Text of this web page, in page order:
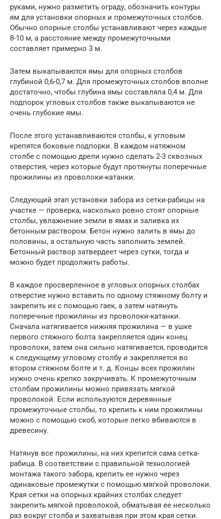
руками, нужно разметить ограду, обозначить контуры
ям для установки опорных и промежуточных столбов.
Обычно опорные столбы устанавливают через каждые
8-10 м, а расстояние между промежуточными
составляет примерно 3 м.
Затем выкапываются ямы для опорных столбов
глубиной 0,6-0,7 м. Для промежуточных столбов вполне
достаточно, чтобы глубина ямы составляла 0,4 м. Для
подпорок угловых столбов также выкапываются не
очень глубокие ямы.
После этого устанавливаются столбы, к угловым
крепятся боковые подпорки. В каждом натяжном
столбе с помощью дрели нужно сделать 2-3 сквозных
отверстия, через которые будут протянуты поперечные
прожилины из проволоки-катанки.
Следующий этап установки забора из сетки-рабицы на
участке — проверка, насколько ровно стоят опорные
столбы, увлажнение земли в ямах и заливка их
бетонным раствором. Бетон нужно залить в ямы до
половины, а остальную часть заполнить землей.
Бетонный раствор затвердеет через сутки, тогда и
можно будет продолжить работы.
В каждое просверленное в угловых опорных столбах
отверстие нужно вставить по одному стяжному болту и
закрепить их с помощью гаек, а затем натянуть
поперечные прожилины из проволоки-катанки.
Сначала натягивается нижняя прожилина — в ушке
первого стяжного болта закрепляется один конец
проволоки, затем она сильно натягивается, проводится
к следующему угловому столбу и закрепляется во
втором стяжном болте и т. д. Концы всех прожилин
нужно очень крепко закручивать. К промежуточным
столбам прожилины можно привязать мягкой
проволокой. Если используются деревянные
промежуточные столбы, то крепить к ним прожилины
можно с помощью скоб, которые легко вбиваются в
древесину.
Натянув все прожилины, на них крепится сама сетка-
рабица. В соответствии с правильной технологией
монтажа такого забора, крепить ее нужно через
одинаковые промежутки с помощью мягкой проволоки.
Края сетки на опорных крайних столбах следует
закрепить мягкой проволокой, обматывая ее несколько
раз вокруг столба и захватывая при этом края сетки.